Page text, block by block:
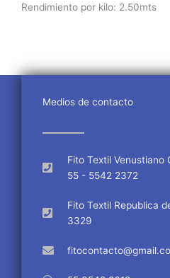
Rendimiento por kilo: 2.50mts
Medios de contacto
Fito Textil Venustiano
55 - 5542 2372
Fito Textil Republica
3329